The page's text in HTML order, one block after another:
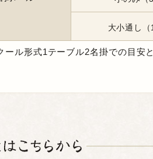
大小通し
ル形式1テーブル2名掛での目安